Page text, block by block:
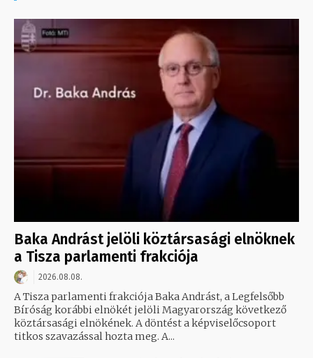
Baka Andrást jelöli köztársasági elnöknek
a Tisza parlamenti frakciója
2026.08.08.
A Tisza parlamenti frakciója Baka Andrást, a Legfelsőbb
Bíróság korábbi elnökét jelöli Magyarország következő
köztársasági elnökének. A döntést a képviselőcsoport
titkos szavazással hozta meg. A...